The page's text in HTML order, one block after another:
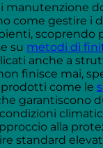
manutenzione
come gestire i
scoprendo
su metodi di
anche a
finisce mai,
come le
garantiscono
alla
standard